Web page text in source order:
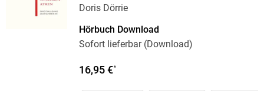
Doris Dörrie
Hörbuch Download
Sofort lieferbar (Download)
16,95 €*